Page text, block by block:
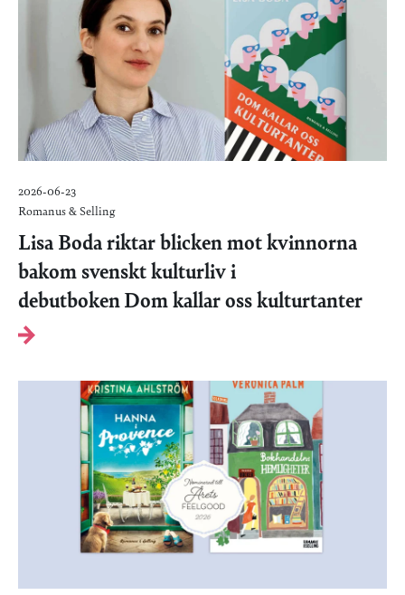
2026-06-23
Romanus & Selling
Lisa Boda riktar blicken mot kvinnorna
bakom svenskt kulturliv i
debutboken Dom kallar oss kulturtanter